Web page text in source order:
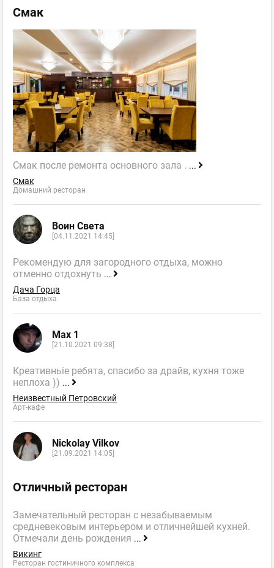
Смак
Смак после ремонта основного зала . ...
Смак
Домашний ресторан
Воин Света
[04.11.2021 14:45]
Рекомендую для загородного отдыха, можно
отменно отдохнуть ...
Дача Горца
База отдыха
Max 1
[21.10.2021 09:38]
Креативньіе ребята, спасибо за драйв, кухня тоже
неплоха )) ...
Неизвестный Петровский
Арт-кафе
Nickolay Vilkov
[21.09.2021 14:05]
Отличный ресторан
Замечательный ресторан с незабываемым
средневековым интерьером и отличнейшей кухней.
Отмечали день рождения ...
Викинг
Ресторан гостиничного комплекса